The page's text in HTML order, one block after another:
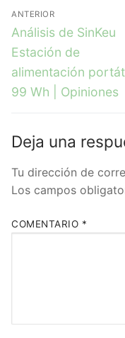
ANTERIOR
Análisis de SinKeu
Estación de
alimentación
99 Wh | Opiniones
Deja una
Tu dirección de
Los campos
COMENTARIO *